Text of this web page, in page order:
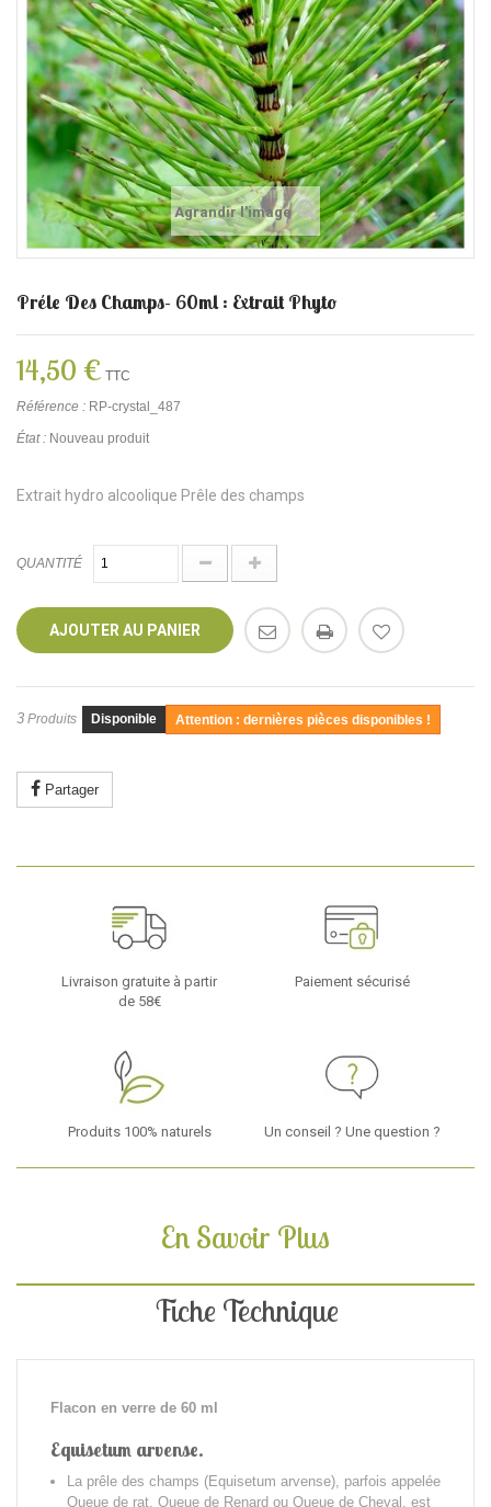
Agrandir l'image
Préle Des Champs- 60ml : Extrait Phyto
14,50 € TTC
Référence : RP-crystal_487
État : Nouveau produit
Extrait hydro alcoolique Prêle des champs
QUANTITÉ
AJOUTER AU PANIER
3 Produits Disponible Attention : dernières pièces disponibles !
Partager
Livraison gratuite à partir
de 58€
Paiement sécurisé
Produits 100% naturels Un conseil ? Une question ?
En Savoir Plus
Fiche Technique
Flacon en verre de 60 ml
Equisetum arvense.
La prêle des champs (Equisetum arvense), parfois appelée
Queue de rat, Queue de Renard ou Queue de Cheval, est